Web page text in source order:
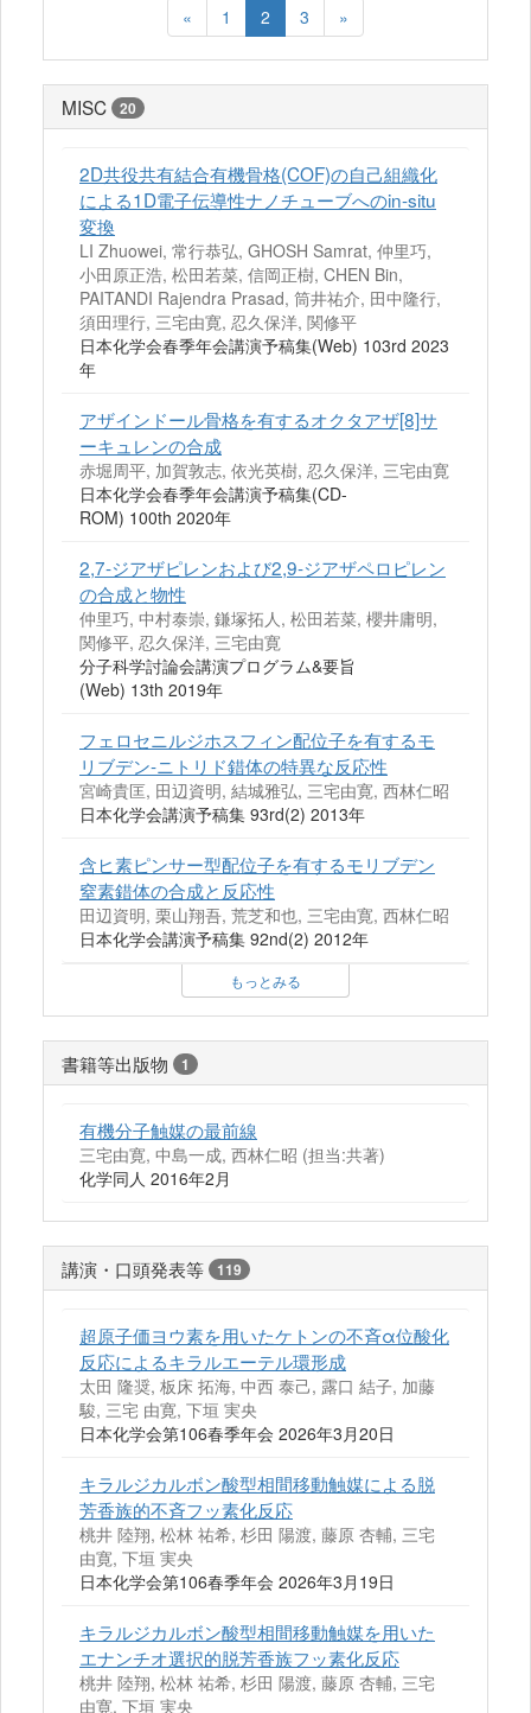
« 1 2 3 »
MISC 20
2D共役共有結合有機骨格(COF)の自己組織化
による1D電子伝導性ナノチューブへのin-situ
変換
LI Zhuowei, 常行恭弘, GHOSH Samrat, 仲里巧,
小田原正浩, 松田若菜, 信岡正樹, CHEN Bin,
PAITANDI Rajendra Prasad, 筒井祐介, 田中隆行,
須田理行, 三宅由寛, 忍久保洋, 関修平
日本化学会春季年会講演予稿集(Web) 103rd 2023
年
アザインドール骨格を有するオクタアザ[8]サ
ーキュレンの合成
赤堀周平, 加賀敦志, 依光英樹, 忍久保洋, 三宅由寛
日本化学会春季年会講演予稿集(CD-
ROM) 100th 2020年
2,7-ジアザピレンおよび2,9-ジアザペロピレン
の合成と物性
仲里巧, 中村泰崇, 鎌塚拓人, 松田若菜, 櫻井庸明,
関修平, 忍久保洋, 三宅由寛
分子科学討論会講演プログラム&要旨
(Web) 13th 2019年
フェロセニルジホスフィン配位子を有するモ
リブデン-ニトリド錯体の特異な反応性
宮崎貴匡, 田辺資明, 結城雅弘, 三宅由寛, 西林仁昭
日本化学会講演予稿集 93rd(2) 2013年
含ヒ素ピンサー型配位子を有するモリブデン
窒素錯体の合成と反応性
田辺資明, 栗山翔吾, 荒芝和也, 三宅由寛, 西林仁昭
日本化学会講演予稿集 92nd(2) 2012年
もっとみる
書籍等出版物 1
有機分子触媒の最前線
三宅由寛, 中島一成, 西林仁昭 (担当:共著)
化学同人 2016年2月
講演・口頭発表等 119
超原子価ヨウ素を用いたケトンの不斉α位酸化
反応によるキラルエーテル環形成
太田 隆奨, 板床 拓海, 中西 泰己, 露口 結子, 加藤
駿, 三宅 由寛, 下垣 実央
日本化学会第106春季年会 2026年3月20日
キラルジカルボン酸型相間移動触媒による脱
芳香族的不斉フッ素化反応
桃井 陸翔, 松林 祐希, 杉田 陽渡, 藤原 杏輔, 三宅
由寛, 下垣 実央
日本化学会第106春季年会 2026年3月19日
キラルジカルボン酸型相間移動触媒を用いた
エナンチオ選択的脱芳香族フッ素化反応
桃井 陸翔, 松林 祐希, 杉田 陽渡, 藤原 杏輔, 三宅
由寛, 下垣 実央